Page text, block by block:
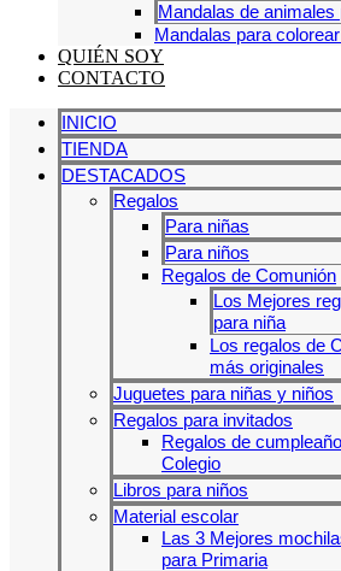
Mandalas de animales
Mandalas para
QUIÉN SOY
CONTACTO
INICIO
TIENDA
DESTACADOS
Regalos
Para niñas
Para niños
Regalos de Comunión
Los Mejores
para niña
Los regalos de
más originales
Juguetes para niñas y niños
Regalos para invitados
Regalos de
Colegio
Libros para niños
Material escolar
Las 3 Mejores
para Primaria